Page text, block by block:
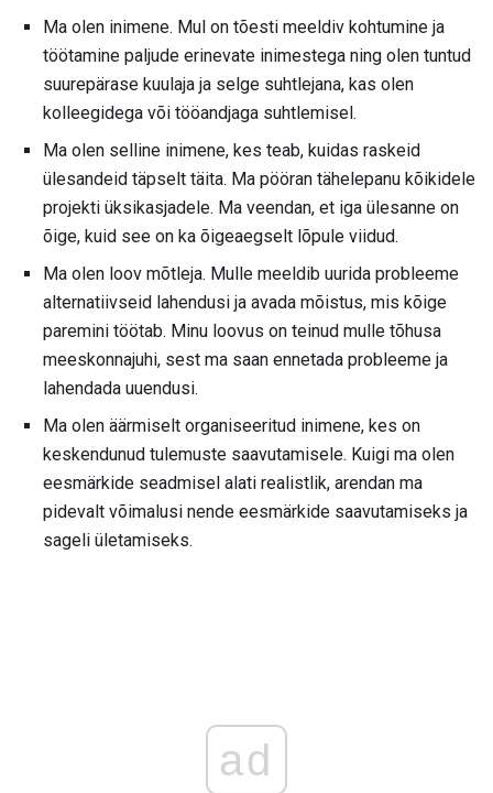
Ma olen inimene. Mul on tõesti meeldiv kohtumine ja
töötamine paljude erinevate inimestega ning olen tuntud
suurepärase kuulaja ja selge suhtlejana, kas olen
kolleegidega või tööandjaga suhtlemisel.
Ma olen selline inimene, kes teab, kuidas raskeid
ülesandeid täpselt täita. Ma pööran tähelepanu kõikidele
projekti üksikasjadele. Ma veendan, et iga ülesanne on
õige, kuid see on ka õigeaegselt lõpule viidud.
Ma olen loov mõtleja. Mulle meeldib uurida probleeme
alternatiivseid lahendusi ja avada mõistus, mis kõige
paremini töötab. Minu loovus on teinud mulle tõhusa
meeskonnajuhi, sest ma saan ennetada probleeme ja
lahendada uuendusi.
Ma olen äärmiselt organiseeritud inimene, kes on
keskendunud tulemuste saavutamisele. Kuigi ma olen
eesmärkide seadmisel alati realistlik, arendan ma
pidevalt võimalusi nende eesmärkide saavutamiseks ja
sageli ületamiseks.
ad